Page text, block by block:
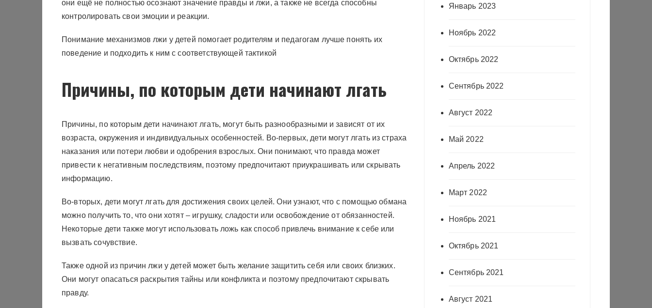
они ещё не полностью осознают значение правды и лжи, а также не всегда способны
контролировать свои эмоции и реакции.
Понимание механизмов лжи у детей помогает родителям и педагогам лучше понять их
поведение и подходить к ним с соответствующей тактикой
Причины, по которым дети начинают лгать
Причины, по которым дети начинают лгать, могут быть разнообразными и зависят от их
возраста, окружения и индивидуальных особенностей. Во-первых, дети могут лгать из страха
наказания или потери любви и одобрения взрослых. Они понимают, что правда может
привести к негативным последствиям, поэтому предпочитают приукрашивать или скрывать
информацию.
Во-вторых, дети могут лгать для достижения своих целей. Они узнают, что с помощью обмана
можно получить то, что они хотят – игрушку, сладости или освобождение от обязанностей.
Некоторые дети также могут использовать ложь как способ привлечь внимание к себе или
вызвать сочувствие.
Также одной из причин лжи у детей может быть желание защитить себя или своих близких.
Они могут опасаться раскрытия тайны или конфликта и поэтому предпочитают скрывать
правду.
Январь 2023
Ноябрь 2022
Октябрь 2022
Сентябрь 2022
Август 2022
Май 2022
Апрель 2022
Март 2022
Ноябрь 2021
Октябрь 2021
Сентябрь 2021
Август 2021